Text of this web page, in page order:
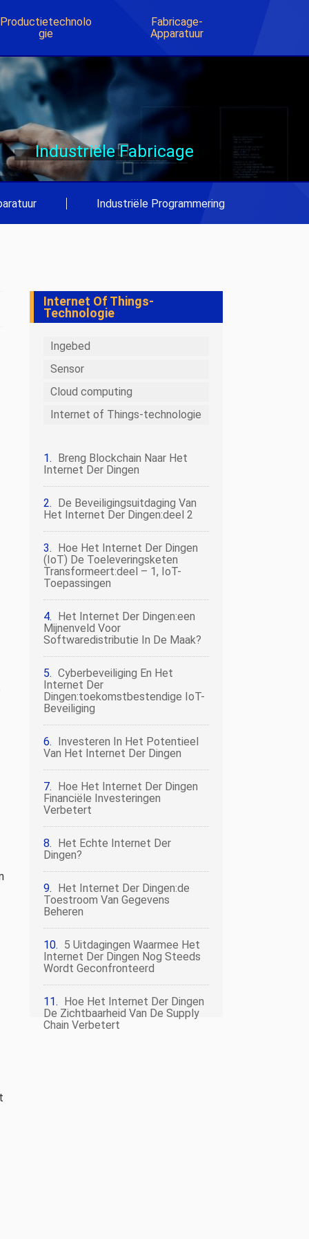
Productietechnolo
Gie
Fabricage-
Apparatuur
Industriële Fabricage
Industriële Programmering
Internet Of Things-
Technologie
Ingebed
Sensor
Cloud computing
Internet of Things-technologie
Breng Blockchain Naar Het
Internet Der Dingen
De Beveiligingsuitdaging Van
Het Internet Der Dingen:deel 2
Hoe Het Internet Der Dingen
(IoT) De Toeleveringsketen
Transformeert:deel – 1, IoT-
Toepassingen
Het Internet Der Dingen:een
Mijnenveld Voor
Softwaredistributie In De Maak?
Cyberbeveiliging En Het
Internet Der
Dingen:toekomstbestendige IoT-
Beveiliging
Investeren In Het Potentieel
Van Het Internet Der Dingen
Hoe Het Internet Der Dingen
Financiële Investeringen
Verbetert
Het Echte Internet Der
Dingen?
Het Internet Der Dingen:de
Toestroom Van Gegevens
Beheren
5 Uitdagingen Waarmee Het
Internet Der Dingen Nog Steeds
Wordt Geconfronteerd
Hoe Het Internet Der Dingen
De Zichtbaarheid Van De Supply
Chain Verbetert